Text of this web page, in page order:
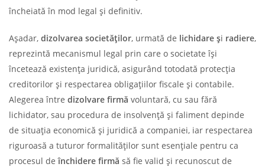
încheiată în mod legal și definitiv.
Așadar, dizolvarea societăților, urmată de lichidare și radiere,
reprezintă mecanismul legal prin care o societate își
încetează existența juridică, asigurând totodată protecția
creditorilor și respectarea obligațiilor fiscale și contabile.
Alegerea între dizolvare firmă voluntară, cu sau fără
lichidator, sau procedura de insolvență și faliment depinde
de situația economică și juridică a companiei, iar respectarea
riguroasă a tuturor formalităților sunt esențiale pentru ca
procesul deînchidere firmă să fie valid și recunoscut de